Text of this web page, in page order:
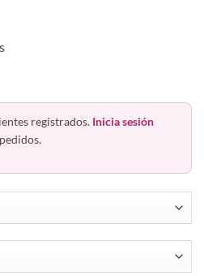
registrados. Inicia sesión